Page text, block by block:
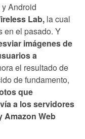
Android
Lab, la cual
en el pasado. Y
imágenes de
a
el resultado de
de fundamento,
que
a los servidores
Amazon Web